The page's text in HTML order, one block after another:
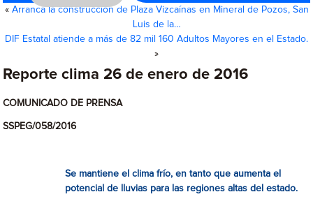
« Arranca la construcción de Plaza Vizcaínas en Mineral de Pozos, San
Luis de la…
DIF Estatal atiende a más de 82 mil 160 Adultos Mayores en el Estado.
»
Reporte clima 26 de enero de 2016
COMUNICADO DE PRENSA
SSPEG/058/2016
Se mantiene el clima frío, en tanto que aumenta el
potencial de lluvias para las regiones altas del estado.